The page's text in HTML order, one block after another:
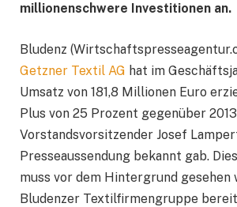
millionenschwere Investitionen an.
Bludenz
Getzner Textil AG hat im
Umsatz von 181,8 Millionen Euro
Plus von 25 Prozent gegenüber
Vorstandsvorsitzender Josef
Presseaussendung bekannt gab.
muss vor dem Hintergrund gesehen
Bludenzer Textilfirmengruppe